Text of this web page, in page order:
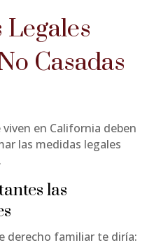
Casadas
en California deben
las medidas legales
las
derecho familiar te diría: